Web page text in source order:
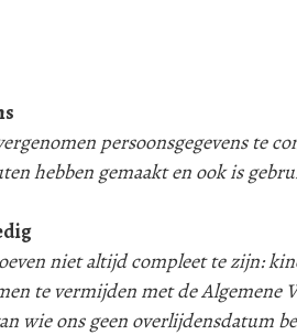
persoonsgegevens te
hebben gemaakt en ook is
niet altijd compleet te zijn:
te vermijden met de Algemene
wie ons geen